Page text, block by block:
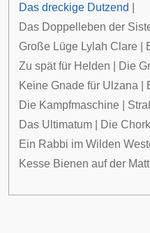
Das dreckige Dutzend
Das Doppelleben der
Große Lüge Lylah Clare
Zu spät für Helden
Die
Keine Gnade für Ulzana
Die Kampfmaschine
Das Ultimatum
Die
Ein Rabbi im Wilden
Kesse Bienen auf der